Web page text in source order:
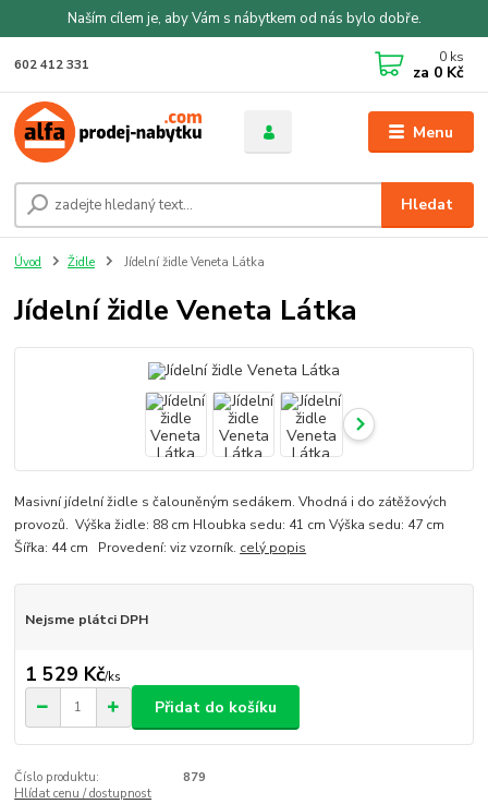
Naším cílem je, aby Vám s nábytkem od nás bylo dobře.
Menu
Hledat
602 412 331 0 ks
za 0 Kč
Úvod Židle Jídelní židle Veneta Látka
Jídelní židle Veneta Látka
Masivní jídelní židle s čalouněným sedákem. Vhodná i do zátěžových
provozů. Výška židle: 88 cm Hloubka sedu: 41 cm Výška sedu: 47 cm
Šířka: 44 cm Provedení: viz vzorník. celý popis
Nejsme plátci DPH
1 529 Kč/ks
Přidat do košíku
Číslo produktu:
879
Hlídat cenu / dostupnost